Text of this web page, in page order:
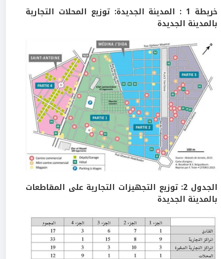
خريطة 1 : المدينة الجديدة: توزيع المحلات التجارية
بالمدينة الجديدة
الجدول 2: توزيع التجهيزات التجارية على المقاطعات
بالمدينة الجديدة